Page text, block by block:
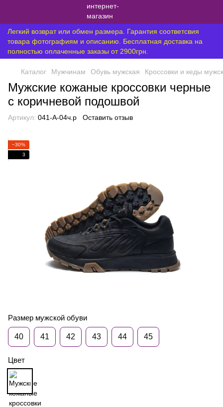
Легкий возврат или обмен размера. Гарантия соответсвия
товара фотографиям и описанию. Бесплатная доставка на
полностью оплаченные заказы от 2900грн.
Каталог Мужчинам Обувь мужская Кроссовки и кеды
Мужские кожаные кроссовки черные
с коричневой подошвой
Артикул: 041-А-04ч.р Оставить отзыв
−30%
3
Размер мужской обуви
40 41 42 43 44 45
Цвет